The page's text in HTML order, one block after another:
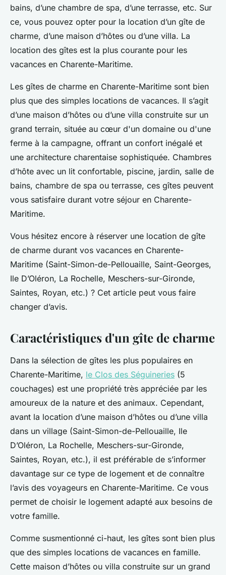
bains, d’une chambre de spa, d’une terrasse, etc. Sur
ce, vous pouvez opter pour la location d’un gîte de
charme, d’une maison d’hôtes ou d’une villa. La
location des gîtes est la plus courante pour les
vacances en Charente-Maritime.
Les gîtes de charme en Charente-Maritime sont bien
plus que des simples locations de vacances. Il s’agit
d’une maison d’hôtes ou d’une villa construite sur un
grand terrain, située au cœur d'un domaine ou d'une
ferme à la campagne, offrant un confort inégalé et
une architecture charentaise sophistiquée. Chambres
d’hôte avec un lit confortable, piscine, jardin, salle de
bains, chambre de spa ou terrasse, ces gîtes peuvent
vous satisfaire durant votre séjour en Charente-
Maritime.
Vous hésitez encore à réserver une location de gîte
de charme durant vos vacances en Charente-
Maritime (Saint-Simon-de-Pellouaille, Saint-Georges,
Ile D’Oléron, La Rochelle, Meschers-sur-Gironde,
Saintes, Royan, etc.) ? Cet article peut vous faire
changer d’avis.
Caractéristiques d'un gîte de charme
Dans la sélection de gîtes les plus populaires en
Charente-Maritime, le Clos des Séguineries (5
couchages) est une propriété très appréciée par les
amoureux de la nature et des animaux. Cependant,
avant la location d’une maison d’hôtes ou d’une villa
dans un village (Saint-Simon-de-Pellouaille, Ile
D’Oléron, La Rochelle, Meschers-sur-Gironde,
Saintes, Royan, etc.), il est préférable de s’informer
davantage sur ce type de logement et de connaître
l’avis des voyageurs en Charente-Maritime. Ce vous
permet de choisir le logement adapté aux besoins de
votre famille.
Comme susmentionné ci-haut, les gîtes sont bien plus
que des simples locations de vacances en famille.
Cette maison d’hôtes ou villa construite sur un grand